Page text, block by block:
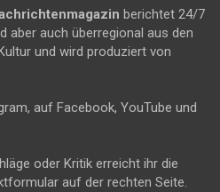
berichtet 24/7
aber auch überregional aus den
und wird produziert von
auf Facebook, YouTube und
oder Kritik erreicht ihr die
auf der rechten Seite.